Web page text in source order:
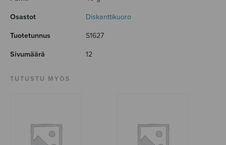
Osastot Diskanttikuoro
Tuotetunnus S1627
Sivumäärä 12
TUTUSTU MYÖS